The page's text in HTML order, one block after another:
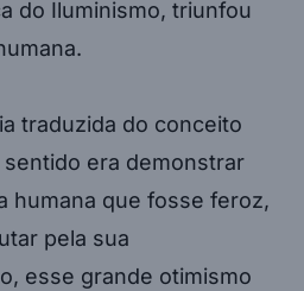
do Iluminismo, triunfou
traduzida do conceito
sentido era demonstrar
humana que fosse feroz,
pela sua
esse grande otimismo